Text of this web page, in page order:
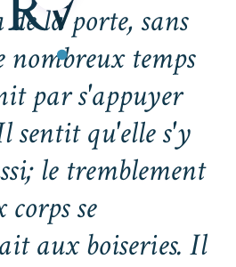
la porte, sans
nombreux temps
par s'appuyer
sentit qu'elle s'y
le tremblement
corps se
aux boiseries. Il